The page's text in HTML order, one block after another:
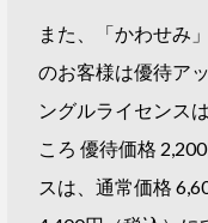
また、「かわせみ
のお客様は優待ア
ングルライセンス
ころ 優待価格
スは、通常価格